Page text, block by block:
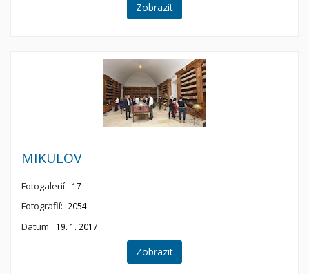
Zobrazit
MIKULOV
Fotogalerií: 17
Fotografií: 2054
Datum: 19. 1. 2017
Zobrazit